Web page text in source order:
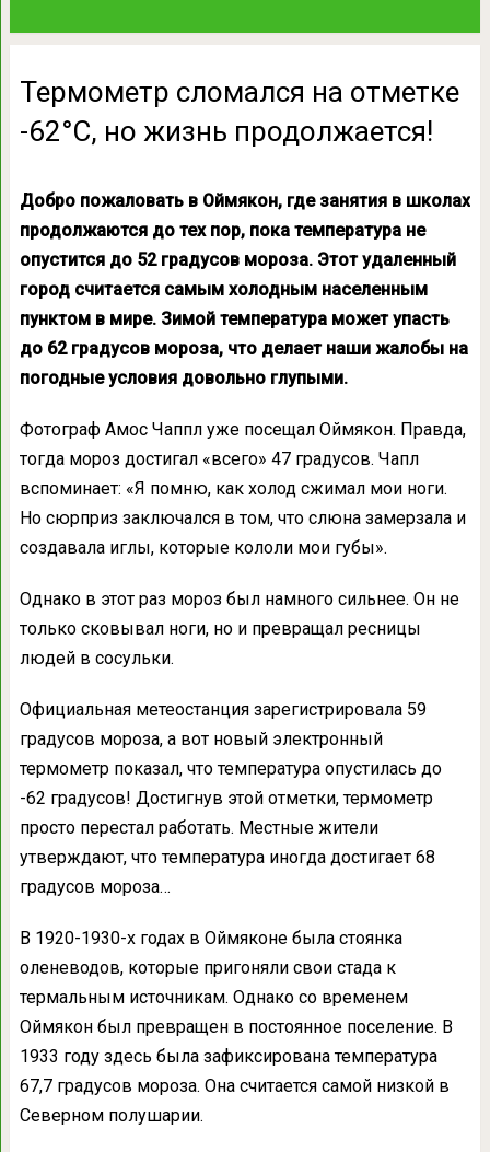
Термометр сломался на отметке
-62°С, но жизнь продолжается!
Добро пожаловать в Оймякон, где занятия в школах
продолжаются до тех пор, пока температура не
опустится до 52 градусов мороза. Этот удаленный
город считается самым холодным населенным
пунктом в мире. Зимой температура может упасть
до 62 градусов мороза, что делает наши жалобы на
погодные условия довольно глупыми.
Фотограф Амос Чаппл уже посещал Оймякон. Правда,
тогда мороз достигал «всего» 47 градусов. Чапл
вспоминает: «Я помню, как холод сжимал мои ноги.
Но сюрприз заключался в том, что слюна замерзала и
создавала иглы, которые кололи мои губы».
Однако в этот раз мороз был намного сильнее. Он не
только сковывал ноги, но и превращал ресницы
людей в сосульки.
Официальная метеостанция зарегистрировала 59
градусов мороза, а вот новый электронный
термометр показал, что температура опустилась до
-62 градусов! Достигнув этой отметки, термометр
просто перестал работать. Местные жители
утверждают, что температура иногда достигает 68
градусов мороза…
В 1920-1930-х годах в Оймяконе была стоянка
оленеводов, которые пригоняли свои стада к
термальным источникам. Однако со временем
Оймякон был превращен в постоянное поселение. В
1933 году здесь была зафиксирована температура
67,7 градусов мороза. Она считается самой низкой в
Северном полушарии.